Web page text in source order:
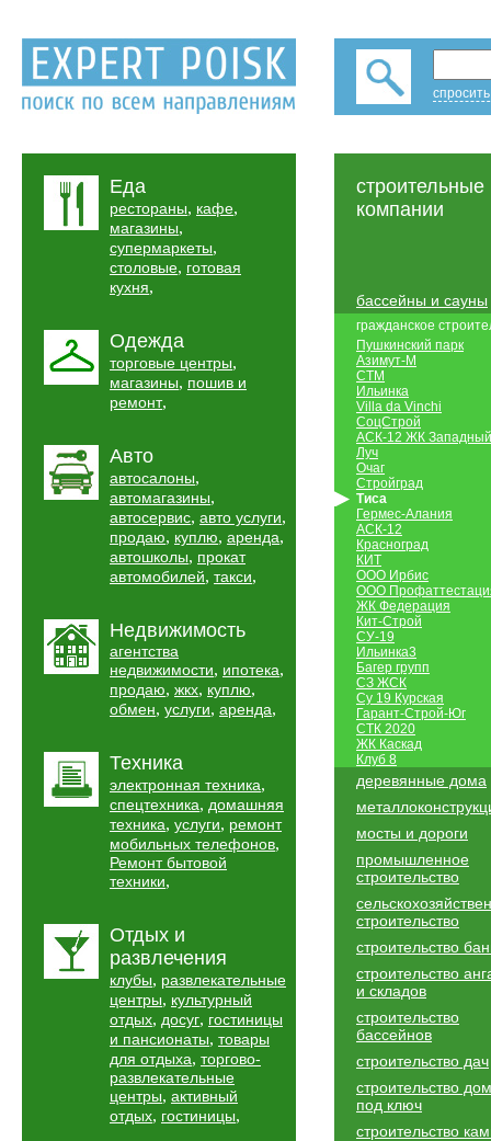
Еда
рестораны, кафе,
магазины,
супермаркеты,
столовые, готовая
кухня,
Одежда
торговые центры,
магазины, пошив и
ремонт,
Авто
автосалоны,
автомагазины,
автосервис, авто услуги,
продаю, куплю, аренда,
автошколы, прокат
автомобилей, такси,
Недвижимость
агентства
недвижимости, ипотека,
продаю, жкх, куплю,
обмен, услуги, аренда,
Техника
электронная техника,
спецтехника, домашняя
техника, услуги, ремонт
мобильных телефонов,
Ремонт бытовой
техники,
Отдых и
развлечения
клубы, развлекательные
центры, культурный
отдых, досуг, гостиницы
и пансионаты, товары
для отдыха, торгово-
развлекательные
центры, активный
отдых, гостиницы,
строительные
компании
бассейны и сауны
гражданское
Пушкинский парк
Азимут-М
СТМ
Ильинка
Villa da Vinchi
СоцСтрой
АСК-12 ЖК Западный
Луч
Очаг
Стройград
Тиса
Гермес-Алания
АСК-12
Красноград
КИТ
ООО Ирбис
ООО
ЖК Федерация
Кит-Строй
СУ-19
Ильинка3
Багер групп
СЗ ЖСК
Су 19 Курская
Гарант-Строй-Юг
СТК 2020
ЖК Каскад
Клуб 8
деревянные дома
мосты и дороги
промышленное
строительство
строительство
строительство
строительство
и складов
строительство
бассейнов
строительство дач
строительство
под ключ
строительство